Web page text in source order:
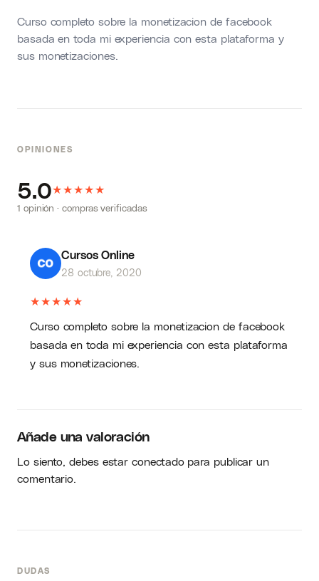
Curso completo sobre la monetizacion de facebook
basada en toda mi experiencia con esta plataforma y
sus monetizaciones.
OPINIONES
5.0★★★★★
1 opinión · compras verificadas
Cursos Online
28 octubre, 2020
★★★★★
Curso completo sobre la monetizacion de facebook
basada en toda mi experiencia con esta plataforma
y sus monetizaciones.
Añade una valoración
Lo siento, debes estarconectadopara publicar un
comentario.
DUDAS